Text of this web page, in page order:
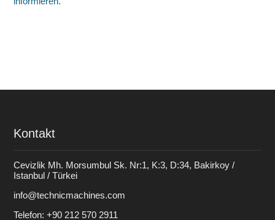
Kontakt
Cevizlik Mh. Morsumbul Sk. Nr:1, K:3, D:34, Bakirkoy /
Istanbul / Türkei
info@technicmachines.com
Telefon: +90 212 570 2911